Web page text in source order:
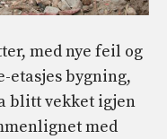
med nye feil og
etasjes bygning,
blitt vekket igjen
med